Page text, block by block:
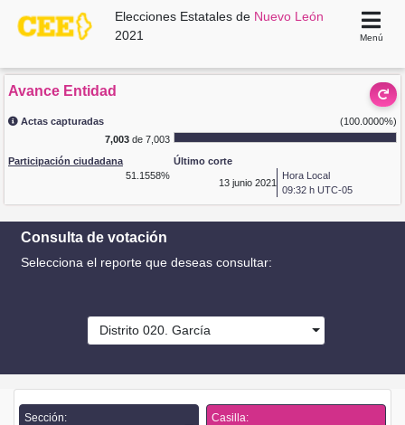
Elecciones Estatales de Nuevo León
2021
Menú
Avance Entidad
Actas capturadas
(100.0000%)
7,003de 7,003
Participación ciudadana
51.1558%
Último corte
13 junio 2021
Hora Local
09:32 h UTC-05
Consulta de votación
Selecciona el reporte que deseas consultar:
Distrito 020. García
Sección: Casilla: